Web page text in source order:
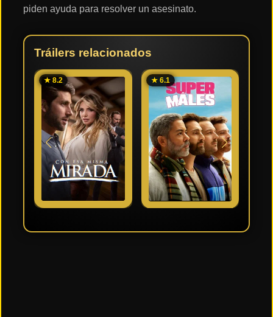
piden ayuda para resolver un asesinato.
Tráilers relacionados
★ 8.2 ★ 6.1